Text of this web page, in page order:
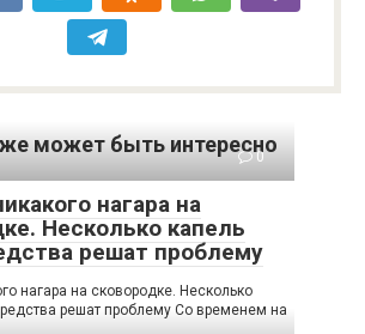
может быть интересно
0
нагара на
Несколько капель
решат проблему
нагара на сковородке. Несколько
решат проблему Со временем на